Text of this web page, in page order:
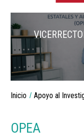
Breadcrumbs
You
Inicio Apoyo al
OPEA